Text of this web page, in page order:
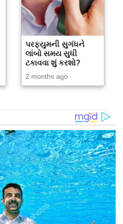
પરફ્યુમની સુગંધને
લાંબો સમય સુધી
ટકાવવા શું કરશો?
2 months ago